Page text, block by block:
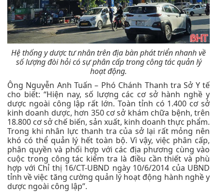
Hệ thống y dược tư nhân trên địa bàn phát triển nhanh về
số lượng đòi hỏi có sự phân cấp trong công tác quản lý
hoạt động.
Ông Nguyễn Anh Tuấn – Phó Chánh Thanh tra Sở Y tế
cho biết: “Hiện nay, số lượng các cơ sở hành nghề y
dược ngoài công lập rất lớn. Toàn tỉnh có 1.400 cơ sở
kinh doanh dược, hơn 350 cơ sở khám chữa bệnh, trên
18.800 cơ sở chế biến, sản xuất, kinh doanh thực phẩm.
Trong khi nhân lực thanh tra của sở lại rất mỏng nên
khó có thể quản lý hết toàn bộ. Vì vậy, việc phân cấp,
phân quyền và phối hợp với các địa phương cùng vào
cuộc trong công tác kiểm tra là điều cần thiết và phù
hợp với Chỉ thị 16/CT-UBND ngày 10/6/2014 của UBND
tỉnh về việc tăng cường quản lý hoạt động hành nghề y
dược ngoài công lập”.